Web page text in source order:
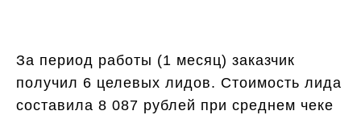
За период работы (1 месяц) заказчик
получил 6 целевых лидов. Стоимость лида
составила 8 087 рублей при среднем чеке